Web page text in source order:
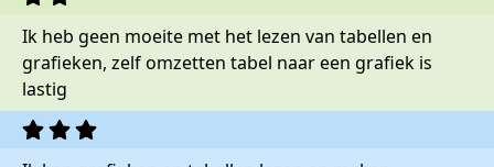
Ik heb geen moeite met het lezen van tabellen en
grafieken, zelf omzetten tabel naar een grafiek is
lastig